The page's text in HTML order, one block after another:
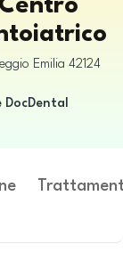
Emilia 42124